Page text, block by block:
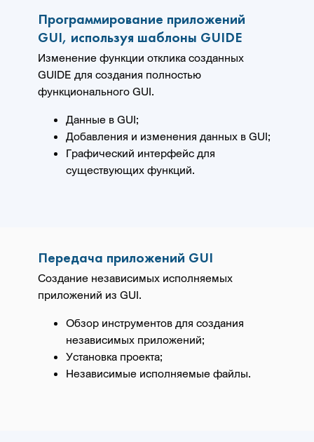
Программирование приложений
GUI, используя шаблоны GUIDE
Изменение функции отклика созданных
GUIDE для создания полностью
функционального GUI.
Данные в GUI;
Добавления и изменения данных в GUI;
Графический интерфейс для
существующих функций.
Передача приложений GUI
Создание независимых исполняемых
приложений из GUI.
Обзор инструментов для создания
независимых приложений;
Установка проекта;
Независимые исполняемые файлы.